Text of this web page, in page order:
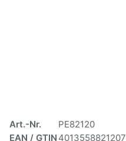
Art.-Nr.
PE82120
EAN / GTIN 4013558821207